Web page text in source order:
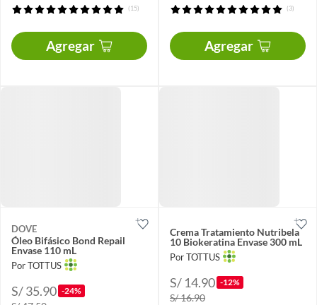
(15)
Agregar
(3)
Agregar
DOVE
Óleo Bifásico Bond Repail
Envase 110 mL
Por TOTTUS
S/ 35.90 -24%
Crema Tratamiento Nutribela
10 Biokeratina Envase 300 mL
Por TOTTUS
S/ 14.90 -12%
S/ 16.90